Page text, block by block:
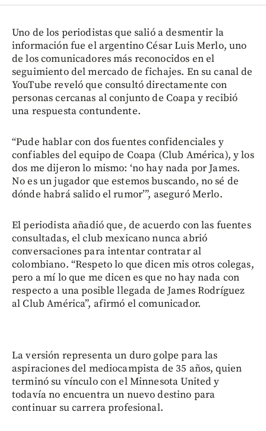
Uno de los periodistas que salió a desmentir la
información fue el argentino César Luis Merlo, uno
de los comunicadores más reconocidos en el
seguimiento del mercado de fichajes. En su canal de
YouTube reveló que consultó directamente con
personas cercanas al conjunto de Coapa y recibió
una respuesta contundente.
“Pude hablar con dos fuentes confidenciales y
confiables del equipo de Coapa (Club América), y los
dos me dijeron lo mismo: ‘no hay nada por James.
No es un jugador que estemos buscando, no sé de
dónde habrá salido el rumor’”, aseguró Merlo.
El periodista añadió que, de acuerdo con las fuentes
consultadas, el club mexicano nunca abrió
conversaciones para intentar contratar al
colombiano. “Respeto lo que dicen mis otros colegas,
pero a mí lo que me dicen es que no hay nada con
respecto a una posible llegada de James Rodríguez
al Club América”, afirmó el comunicador.
La versión representa un duro golpe para las
aspiraciones del mediocampista de 35 años, quien
terminó su vínculo con el Minnesota United y
todavía no encuentra un nuevo destino para
continuar su carrera profesional.